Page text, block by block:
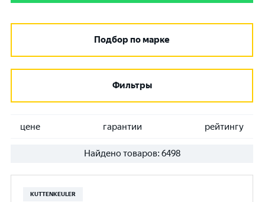
Подбор по марке
Фильтры
цене гарантии рейтингу
Найдено товаров: 6498
KUTTENKEULER